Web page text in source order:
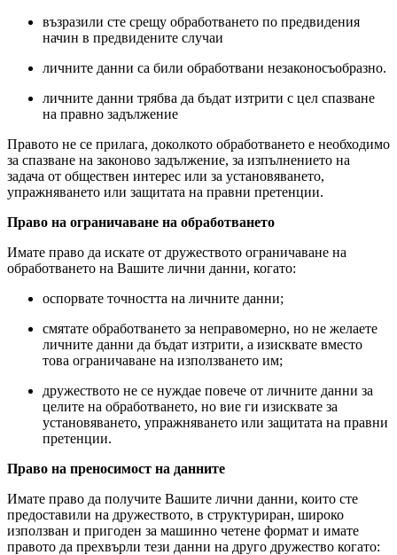
възразили сте срещу обработването по предвидения
начин в предвидените случаи
личните данни са били обработвани незаконосъобразно.
личните данни трябва да бъдат изтрити с цел спазване
на правно задължение
Правото не се прилага, доколкото обработването е необходимо
за спазване на законово задължение, за изпълнението на
задача от обществен интерес или за установяването,
упражняването или защитата на правни претенции.
Право на ограничаване на обработването
Имате право да искате от дружеството ограничаване на
обработването на Вашите лични данни, когато:
оспорвате точността на личните данни;
смятате обработването за неправомерно, но не желаете
личните данни да бъдат изтрити, а изисквате вместо
това ограничаване на използването им;
дружеството не се нуждае повече от личните данни за
целите на обработването, но вие ги изисквате за
установяването, упражняването или защитата на правни
претенции.
Право на преносимост на данните
Имате право да получите Вашите лични данни, които сте
предоставили на дружеството, в структуриран, широко
използван и пригоден за машинно четене формат и имате
правото да прехвърли тези данни на друго дружество когато: